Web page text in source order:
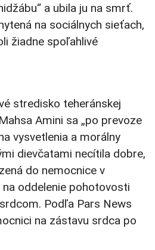
a ubila ju na smrť.
na sociálnych sieťach,
žiadne spoľahlivé
stredisko teheránskej
Amini sa „po prevoze
vysvetlenia a morálny
dievčatami necítila dobre,
do nemocnice v
oddelenie pohotovosti
Podľa Pars News
na zástavu srdca po